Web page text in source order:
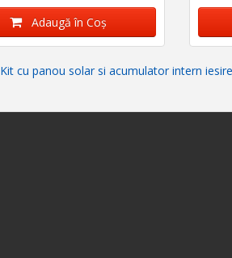
Adaugă în Coş
Kit cu panou solar si acumulator intern